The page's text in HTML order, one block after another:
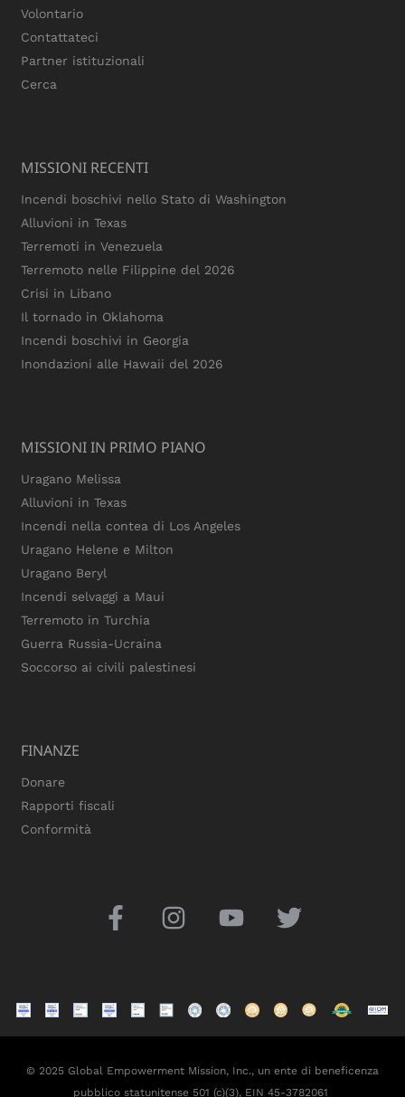
Volontario
Contattateci
Partner istituzionali
Cerca
MISSIONI RECENTI
Incendi boschivi nello Stato di Washington
Alluvioni in Texas
Terremoti in Venezuela
Terremoto nelle Filippine del 2026
Crisi in Libano
Il tornado in Oklahoma
Incendi boschivi in Georgia
Inondazioni alle Hawaii del 2026
MISSIONI IN PRIMO PIANO
Uragano Melissa
Alluvioni in Texas
Incendi nella contea di Los Angeles
Uragano Helene e Milton
Uragano Beryl
Incendi selvaggi a Maui
Terremoto in Turchia
Guerra Russia-Ucraina
Soccorso ai civili palestinesi
FINANZE
Donare
Rapporti fiscali
Conformità
© 2025 Global Empowerment Mission, Inc., un ente di beneficenza
pubblico statunitense 501 (c)(3), EIN 45-3782061